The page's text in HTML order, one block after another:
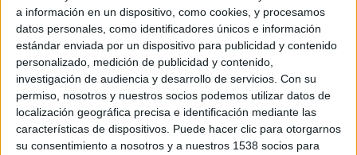
a información en un dispositivo, como cookies, y procesamos
datos personales, como identificadores únicos e información
estándar enviada por un dispositivo para publicidad y contenido
personalizado, medición de publicidad y contenido,
investigación de audiencia y desarrollo de servicios. Con su
permiso, nosotros y nuestros socios podemos utilizar datos de
localización geográfica precisa e identificación mediante las
características de dispositivos. Puede hacer clic para otorgarnos
su consentimiento a nosotros y a nuestros 1538 socios para
La consultora de tecnología y marketing
digital, que ya era Google Premier Partner,
suma la certificación en GMP Creative a sus
otras certificaciones en Google Marketing
Platform (GMP)
Google Marketing Platform (la unificación de
DoubleClick y Suite Google Analytics 360) es una